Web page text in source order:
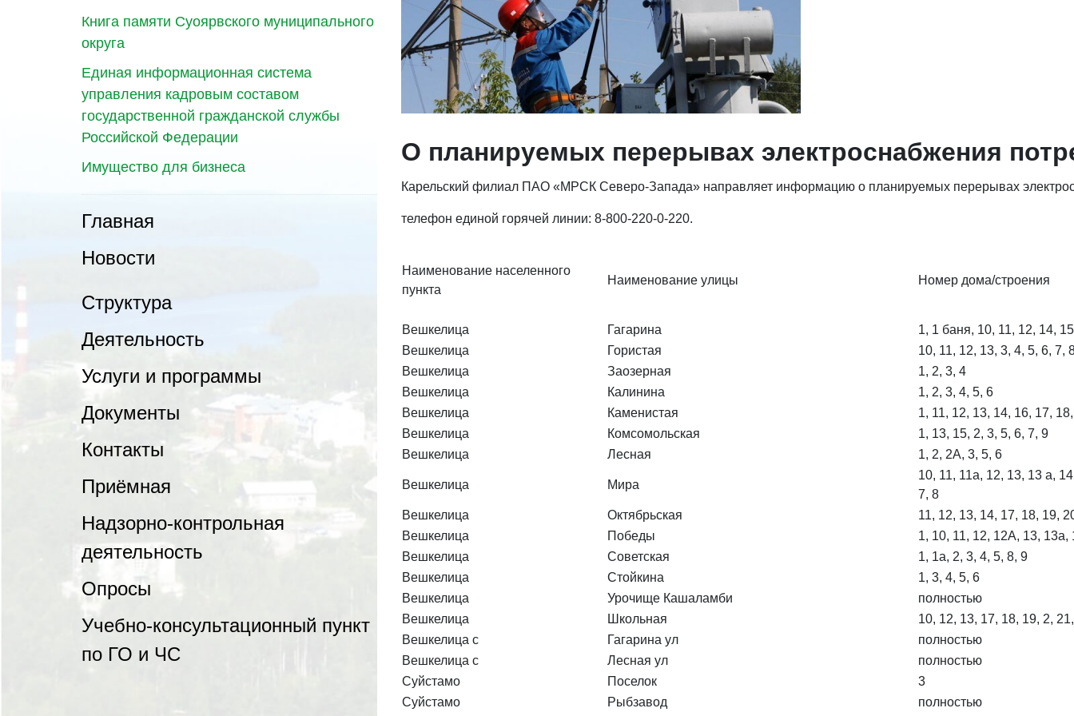
Книга памяти Суоярвского муниципального
округа
Единая информационная система
управления кадровым составом
государственной гражданской службы
Российской Федерации
Имущество для бизнеса
Главная
Новости
Структура
Деятельность
Услуги и программы
Документы
Контакты
Приёмная
Надзорно-контрольная
деятельность
Опросы
Учебно-консультационный пункт
по ГО и ЧС
О планируемых перерывах электроснабжения
Карельский филиал ПАО «МРСК Северо-Запада» направляет информацию о планируемых перерывах
телефон единой горячей линии: 8-800-220-0-220.
Наименование населенного
пункта
Наименование улицы Номер дома/строения
Вешкелица Гагарина
1, 1 баня, 10, 11, 12, 14,
Вешкелица
Гористая
10, 11, 12, 13, 3, 4, 5, 6, 7,
Вешкелица
Заозерная
1, 2, 3, 4
Вешкелица
Калинина
1, 2, 3, 4, 5, 6
Вешкелица
Каменистая
1, 11, 12, 13, 14, 16, 17,
Вешкелица
Комсомольская
1, 13, 15, 2, 3, 5, 6, 7, 9
Вешкелица
Лесная 1, 2, 2А, 3, 5, 6
Вешкелица Мира
10, 11, 11а, 12, 13, 13 а,
7, 8
Вешкелица
Октябрьская
11, 12, 13, 14, 17, 18, 19,
Вешкелица
Победы
1, 10, 11, 12, 12А, 13, 13а,
Вешкелица
Советская
1, 1а, 2, 3, 4, 5, 8, 9
Вешкелица
Стойкина
1, 3, 4, 5, 6
Вешкелица
Урочище Кашаламби
полностью
Вешкелица
Школьная
10, 12, 13, 17, 18, 19, 2,
Вешкелица с
Гагарина ул
полностью
Вешкелица с
Лесная ул
полностью
Суйстамо
Поселок
3
Суйстамо
Рыбзавод полностью